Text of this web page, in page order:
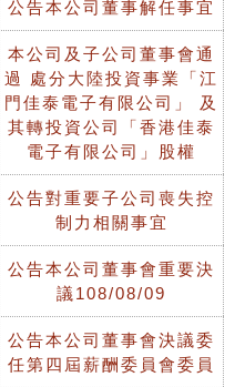
公告本公司董事解任事宜
本公司及子公司董事會通
過 處分大陸投資事業「江
門佳泰電子有限公司」 及
其轉投資公司「香港佳泰
電子有限公司」股權
公告對重要子公司喪失控
制力相關事宜
公告本公司董事會重要決
議108/08/09
公告本公司董事會決議委
任第四屆薪酬委員會委員